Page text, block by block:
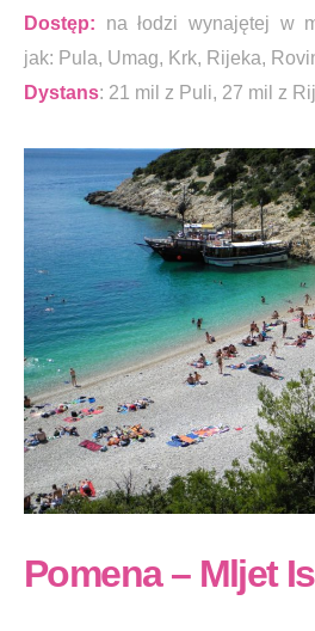
Dostęp:
na łodzi wynajętej w
jak: Pula, Umag, Krk, Rijeka,
Dystans: 21 mil z Puli, 27 mil z
Pomena – Mljet